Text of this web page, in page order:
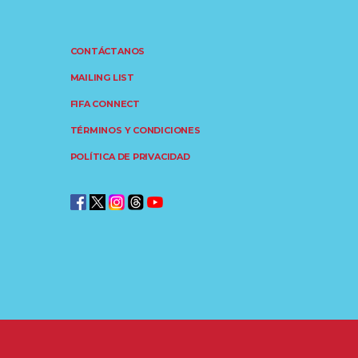
CONTÁCTANOS
MAILING LIST
FIFA CONNECT
TÉRMINOS Y CONDICIONES
POLÍTICA DE PRIVACIDAD